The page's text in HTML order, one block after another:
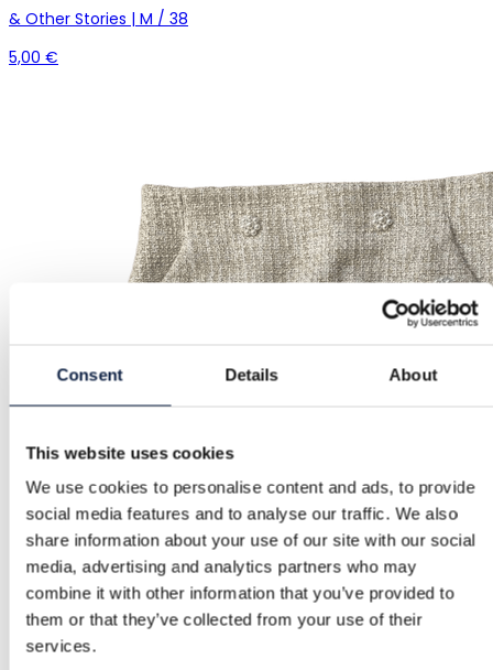
Consent Details About
This website uses cookies
We use cookies to personalise content and ads, to provide
social media features and to analyse our traffic. We also
share information about your use of our site with our social
media, advertising and analytics partners who may
combine it with other information that you’ve provided to
them or that they’ve collected from your use of their
services.
& Other Stories | M / 38
5,00 €